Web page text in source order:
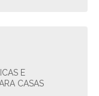
CASAS